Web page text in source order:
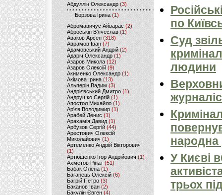
Абдуллін Олександр (3)
Борзова Ірина(1)
Абромавичус Айварас (2)
Аброськін В’ячеслав(1)
Аваков Арсен (318)
Аврамов Іван (7)
Адамовський Андрій(2)
Адаріч Олександр (1)
Азаров Микола (12)
Азаров Олексій (9)
Акименко Олександр(1)
Акімова Ірина(13)
Альперін Вадим (3)
Андрієвський Дмитро(1)
Андрушко Сергій(1)
Апостол Михайло(1)
Ар'єв Володимир (1)
Арабей Денис(1)
Арахамія Давид (1)
Арбузов Сергій (44)
Арестович Олексій
Миколайович(1)
Артеменко Андрій Вікторович
(1)
Артюшенко Ігор Андрійович(1)
Ахметов Рінат(51)
Бабак Олена(1)
Баганець Олексій(6)
Багрій Петро (3)
Баканов Іван(2)
Бакулін Євген (4)
по
Суд
людини
народна
У Києві
трьох